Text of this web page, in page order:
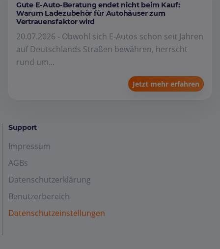
Gute E-Auto-Beratung endet nicht beim Kauf:
Warum Ladezubehör für Autohäuser zum
Vertrauensfaktor wird
20.07.2026 - Obwohl sich E-Autos schon seit Jahren
auf Deutschlands Straßen bewähren, herrscht
rund um...
Jetzt mehr erfahren
Support
Impressum
AGBs
Datenschutzerklärung
Benutzerbereich
Datenschutzeinstellungen